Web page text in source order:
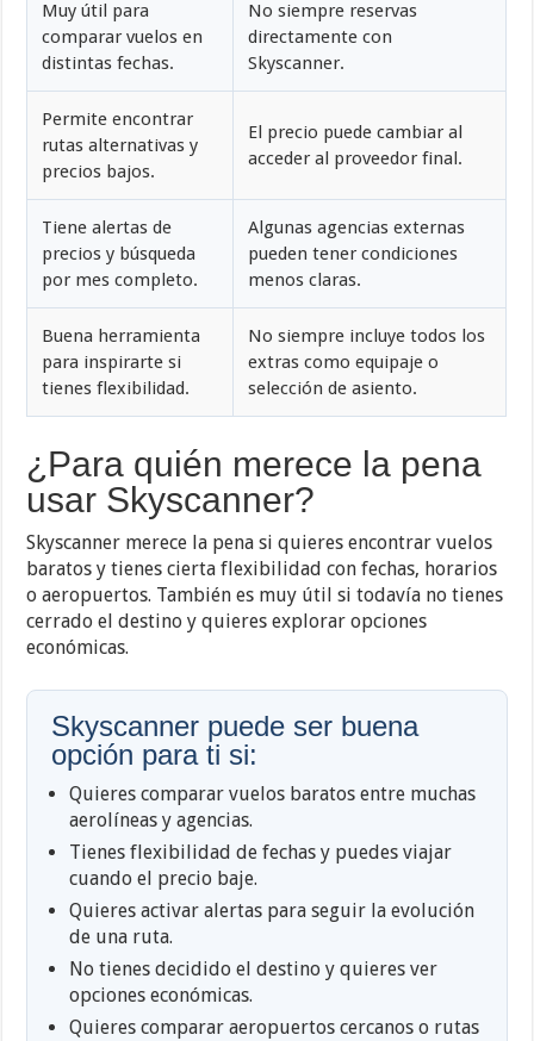
Muy útil para
comparar vuelos en
distintas fechas.
No siempre reservas
directamente con
Skyscanner.
Permite encontrar
rutas alternativas y
precios bajos.
El precio puede cambiar al
acceder al proveedor final.
Tiene alertas de
precios y búsqueda
por mes completo.
Algunas agencias externas
pueden tener condiciones
menos claras.
Buena herramienta
para inspirarte si
tienes flexibilidad.
No siempre incluye todos los
extras como equipaje o
selección de asiento.
¿Para quién merece la pena
usar Skyscanner?
Skyscanner merece la pena si quieres encontrar vuelos
baratos y tienes cierta flexibilidad con fechas, horarios
o aeropuertos. También es muy útil si todavía no tienes
cerrado el destino y quieres explorar opciones
económicas.
Skyscanner puede ser buena
opción para ti si:
Quieres comparar vuelos baratos entre muchas
aerolíneas y agencias.
Tienes flexibilidad de fechas y puedes viajar
cuando el precio baje.
Quieres activar alertas para seguir la evolución
de una ruta.
No tienes decidido el destino y quieres ver
opciones económicas.
Quieres comparar aeropuertos cercanos o rutas